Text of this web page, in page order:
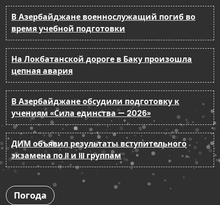
В Азербайджане военнослужащий погиб во
время учебной подготовки
На Локбатанской дороге в Баку произошла
цепная авария
В Азербайджане обсудили подготовку к
учениям «Сила единства — 2026»
ДИМ объявил результаты вступительного
экзамена по II и III группам
Погода